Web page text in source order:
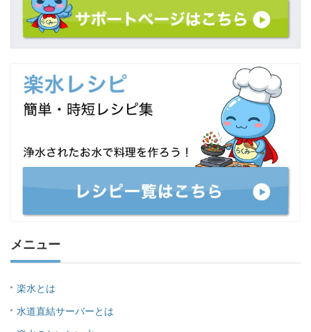
メニュー
楽水とは
水道直結サーバーとは